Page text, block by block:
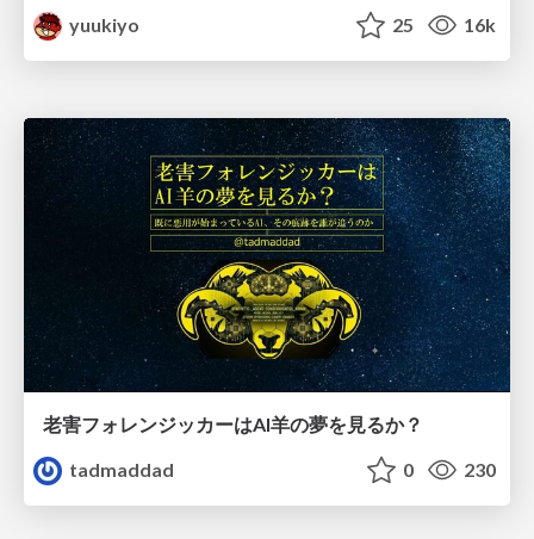
yuukiyo
25 16k
老害フォレンジッカーはAI羊の夢を見るか？
tadmaddad
0 230